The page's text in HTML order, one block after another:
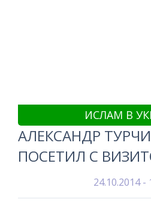
ИСЛАМ В
АЛЕКСАНДР
ПОСЕТИЛ С
24.10.2014 -